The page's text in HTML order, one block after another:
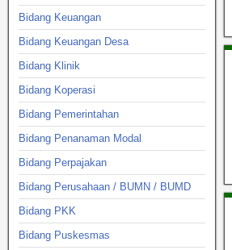
Bidang Keuangan
Bidang Keuangan Desa
Bidang Klinik
Bidang Koperasi
Bidang Pemerintahan
Bidang Penanaman Modal
Bidang Perpajakan
Bidang Perusahaan / BUMN / BUMD
Bidang PKK
Bidang Puskesmas